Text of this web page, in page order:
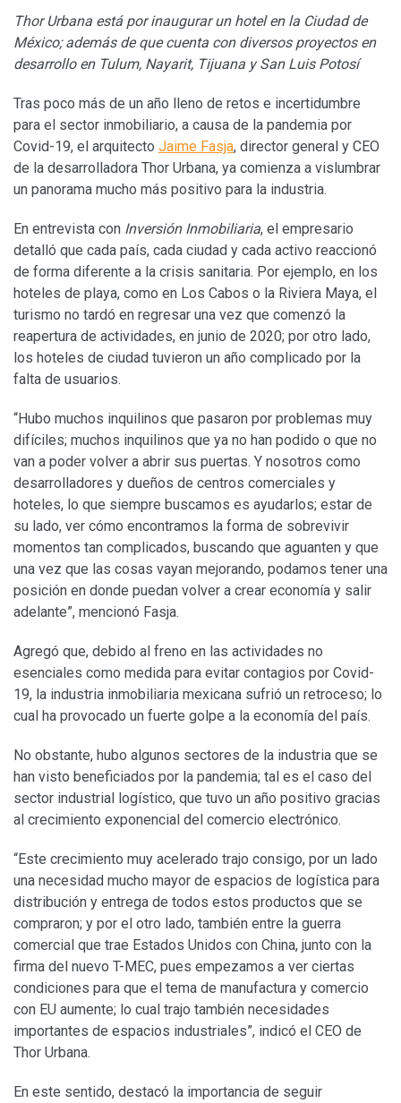
Thor Urbana está por inaugurar un hotel en la Ciudad de
México; además de que cuenta con diversos proyectos en
desarrollo en Tulum, Nayarit, Tijuana y San Luis Potosí
Tras poco más de un año lleno de retos e incertidumbre
para el sector inmobiliario, a causa de la pandemia por
Covid-19, el arquitecto Jaime Fasja, director general y CEO
de la desarrolladora Thor Urbana, ya comienza a vislumbrar
un panorama mucho más positivo para la industria.
En entrevista con Inversión Inmobiliaria, el empresario
detalló que cada país, cada ciudad y cada activo reaccionó
de forma diferente a la crisis sanitaria. Por ejemplo, en los
hoteles de playa, como en Los Cabos o la Riviera Maya, el
turismo no tardó en regresar una vez que comenzó la
reapertura de actividades, en junio de 2020; por otro lado,
los hoteles de ciudad tuvieron un año complicado por la
falta de usuarios.
“Hubo muchos inquilinos que pasaron por problemas muy
difíciles; muchos inquilinos que ya no han podido o que no
van a poder volver a abrir sus puertas. Y nosotros como
desarrolladores y dueños de centros comerciales y
hoteles, lo que siempre buscamos es ayudarlos; estar de
su lado, ver cómo encontramos la forma de sobrevivir
momentos tan complicados, buscando que aguanten y que
una vez que las cosas vayan mejorando, podamos tener una
posición en donde puedan volver a crear economía y salir
adelante”, mencionó Fasja.
Agregó que, debido al freno en las actividades no
esenciales como medida para evitar contagios por Covid-
19, la industria inmobiliaria mexicana sufrió un retroceso; lo
cual ha provocado un fuerte golpe a la economía del país.
No obstante, hubo algunos sectores de la industria que se
han visto beneficiados por la pandemia; tal es el caso del
sector industrial logístico, que tuvo un año positivo gracias
al crecimiento exponencial del comercio electrónico.
“Este crecimiento muy acelerado trajo consigo, por un lado
una necesidad mucho mayor de espacios de logística para
distribución y entrega de todos estos productos que se
compraron; y por el otro lado, también entre la guerra
comercial que trae Estados Unidos con China, junto con la
firma del nuevo T-MEC, pues empezamos a ver ciertas
condiciones para que el tema de manufactura y comercio
con EU aumente; lo cual trajo también necesidades
importantes de espacios industriales”, indicó el CEO de
Thor Urbana.
En este sentido, destacó la importancia de seguir